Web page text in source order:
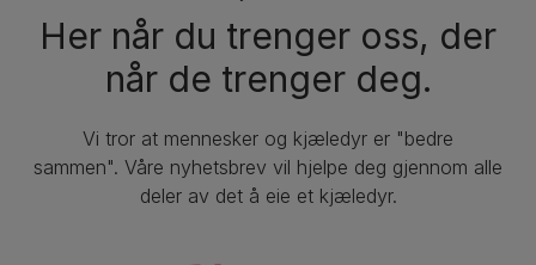
Her når du trenger oss, der
når de trenger deg.
Vi tror at mennesker og kjæledyr er "bedre
sammen". Våre nyhetsbrev vil hjelpe deg gjennom alle
deler av det å eie et kjæledyr.